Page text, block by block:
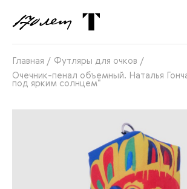
Главная / Футляры для очков /
Очечник-пенал объемный. Наталья
под ярким солнцем"